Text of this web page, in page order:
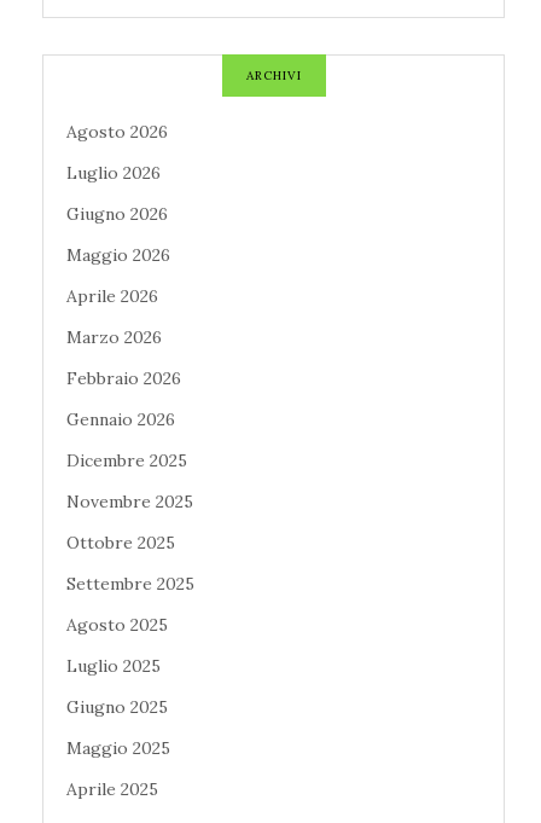
ARCHIVI
Agosto 2026
Luglio 2026
Giugno 2026
Maggio 2026
Aprile 2026
Marzo 2026
Febbraio 2026
Gennaio 2026
Dicembre 2025
Novembre 2025
Ottobre 2025
Settembre 2025
Agosto 2025
Luglio 2025
Giugno 2025
Maggio 2025
Aprile 2025